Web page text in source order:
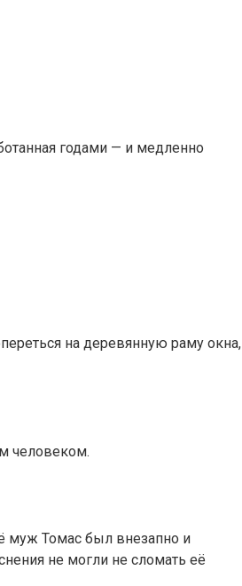
годами — и медленно
на деревянную раму окна,
человеком.
муж Томас был внезапно и
не могли не сломать её